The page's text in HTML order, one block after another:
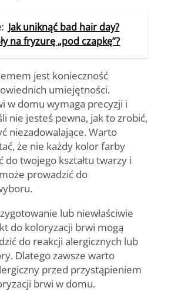
Jak uniknąć bad hair day?
na fryzurę „pod czapkę”?
jest konieczność
umiejętności.
w domu wymaga precyzji i
nie jesteś pewna, jak to zrobić,
niezadowalające. Warto
że nie każdy kolor farby
do twojego kształtu twarzy i
prowadzić do
lub niewłaściwie
do koloryzacji brwi mogą
do reakcji alergicznych lub
Dlatego zawsze warto
przed przystąpieniem
brwi w domu.